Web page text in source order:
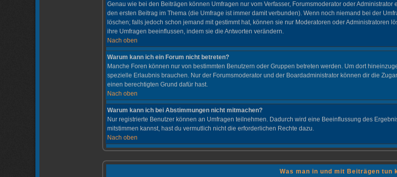
Genau wie bei den Beiträgen können Umfragen nur vom Verfasser, Forumsmoderator oder
den ersten Beitrag im Thema (die Umfrage ist immer damit verbunden). Wenn noch niemand bei der
löschen; falls jedoch schon jemand mit gestimmt hat, können sie nur Moderatoren oder Administratoren
ihre Umfragen beeinflussen, indem sie die Antworten verändern.
Nach oben
Warum kann ich ein Forum nicht betreten?
Manche Foren können nur von bestimmten Benutzern oder Gruppen betreten werden. Um dort
spezielle Erlaubnis brauchen. Nur der Forumsmoderator und der Boardadministrator können dir die
einen berechtigten Grund dafür hast.
Nach oben
Warum kann ich bei Abstimmungen nicht mitmachen?
Nur registrierte Benutzer können an Umfragen teilnehmen. Dadurch wird eine Beeinflussung des
mitstimmen kannst, hast du vermutlich nicht die erforderlichen Rechte dazu.
Nach oben
Was man in und mit Beiträgen tun